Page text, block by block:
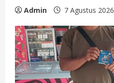
Admin 7 Agustus 2026